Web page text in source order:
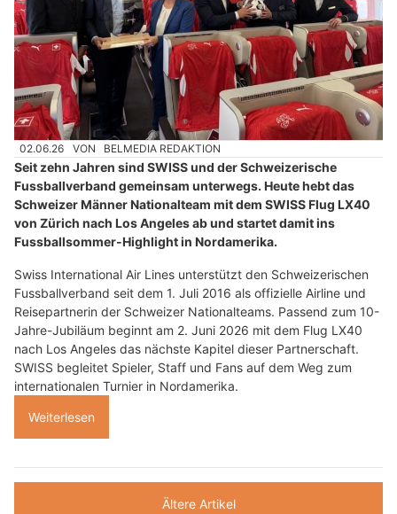
02.06.26 VON BELMEDIA REDAKTION
Seit zehn Jahren sind SWISS und der Schweizerische
Fussballverband gemeinsam unterwegs. Heute hebt das
Schweizer Männer Nationalteam mit dem SWISS Flug LX40
von Zürich nach Los Angeles ab und startet damit ins
Fussballsommer-Highlight in Nordamerika.
Swiss International Air Lines unterstützt den Schweizerischen
Fussballverband seit dem 1. Juli 2016 als offizielle Airline und
Reisepartnerin der Schweizer Nationalteams. Passend zum 10-
Jahre-Jubiläum beginnt am 2. Juni 2026 mit dem Flug LX40
nach Los Angeles das nächste Kapitel dieser Partnerschaft.
SWISS begleitet Spieler, Staff und Fans auf dem Weg zum
internationalen Turnier in Nordamerika.
Weiterlesen
Ältere Artikel